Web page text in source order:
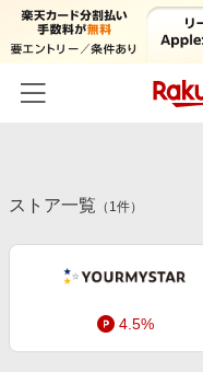
カテゴリー一覧
百貨店・総合ECモール
ファッション・インナー・
食品・スイーツ・お酒
初回購入者限定特典
友達紹介
ストア一覧 （ 1件）
4.5%